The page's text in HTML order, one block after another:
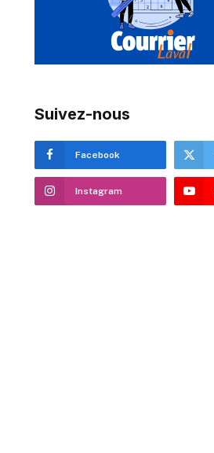
Suivez-nous
Facebook
Instagram